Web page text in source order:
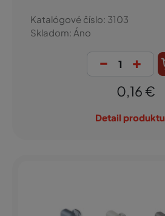
Katalógové číslo: 3103
Skladom: Áno
- +
0,16 €
Detail produktu